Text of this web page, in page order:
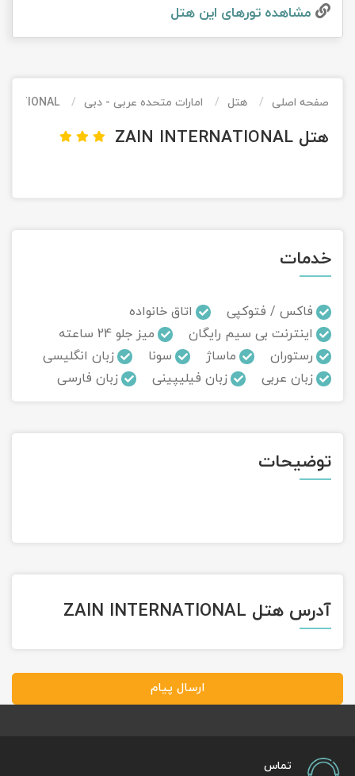
مشاهده تور‌های این هتل
صفحه اصلی هتل امارات متحده عربی - دبی
هتل ZAIN INTERNATIONAL
خدمات
فاکس / فتوکپی
اتاق خانواده
اینترنت بی سیم رایگان
میز جلو 24 ساعته
رستوران
ماساژ سونا
زبان انگلیسی
زبان عربی
زبان فیلیپینی زبان فارسی
توضیحات
آدرس هتل ZAIN INTERNATIONAL
ارسال پیام
تماس
تور کویر کاراکال
تور کویر مصر
تور ماسوله
تور مرداب سراوان
تور گلستان
تور سوباتان
تور مرداب هسل
تور اصفهان
تور آفرود
تور کیش از ساری
اقساطی
تور کیش از بندرعباس
اقساطی
تور قزاقستان اقساطی
تور زیارتی اقساطی